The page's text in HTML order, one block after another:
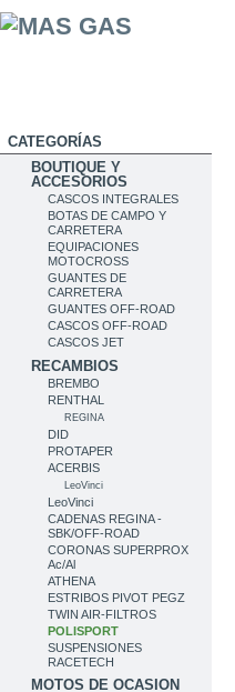
CATEGORÍAS
BOUTIQUE Y
ACCESORIOS
CASCOS INTEGRALES
BOTAS DE CAMPO Y
CARRETERA
EQUIPACIONES
MOTOCROSS
GUANTES DE
CARRETERA
GUANTES OFF-ROAD
CASCOS OFF-ROAD
CASCOS JET
RECAMBIOS
BREMBO
RENTHAL
REGINA
DID
PROTAPER
ACERBIS
LeoVinci
LeoVinci
CADENAS REGINA -
SBK/OFF-ROAD
CORONAS SUPERPROX
Ac/Al
ATHENA
ESTRIBOS PIVOT PEGZ
TWIN AIR-FILTROS
POLISPORT
SUSPENSIONES
RACETECH
MOTOS DE OCASION